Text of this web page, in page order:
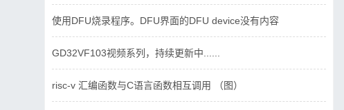
使用DFU烧录程序。DFU界面的DFU device没有内容
GD32VF103视频系列，持续更新中......
risc-v 汇编函数与C语言函数相互调用 （图）